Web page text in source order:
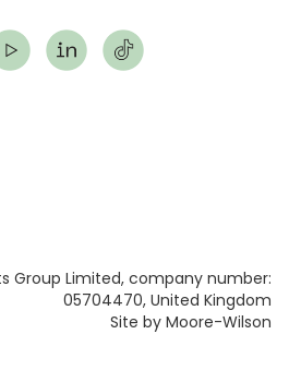
Group Limited, company number:
05704470, United Kingdom
Site by Moore-Wilson